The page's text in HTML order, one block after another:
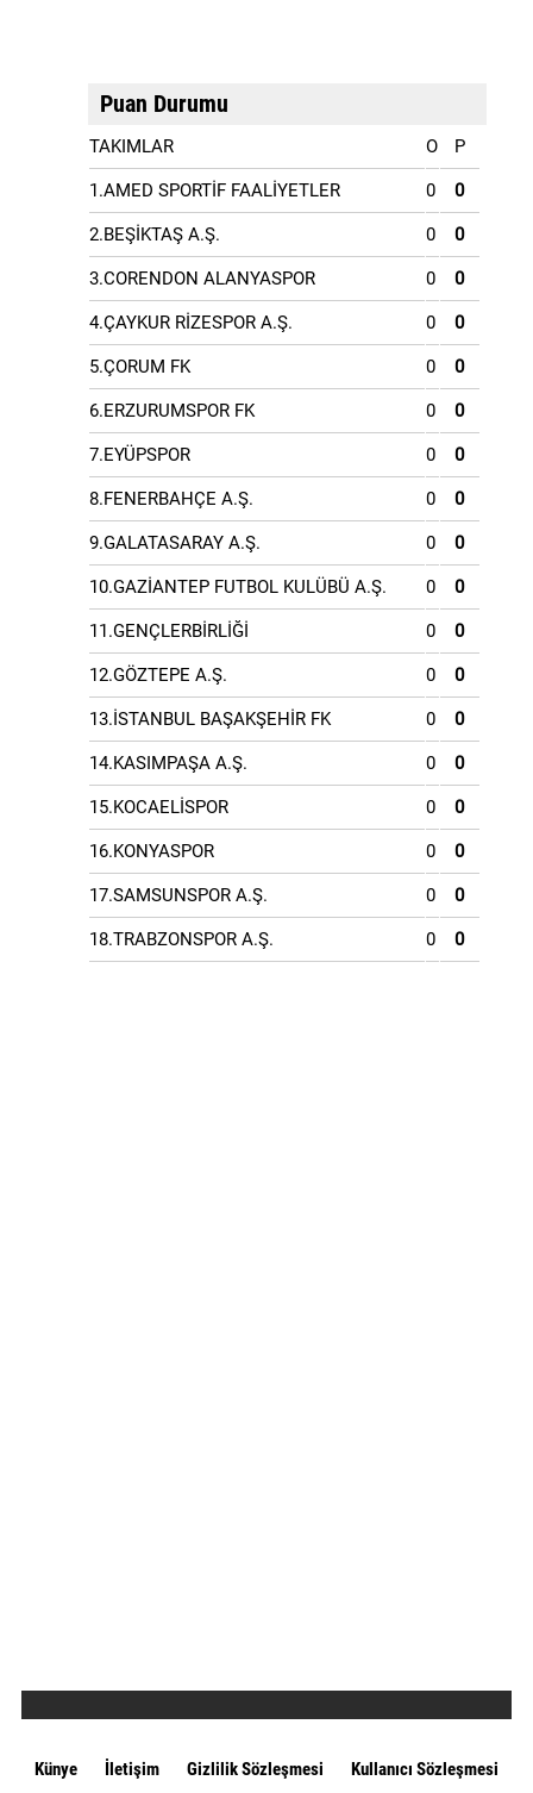
Puan Durumu
TAKIMLAR O P
1.AMED SPORTİF FAALİYETLER 0 0
2.BEŞİKTAŞ A.Ş. 0 0
3.CORENDON ALANYASPOR 0 0
4.ÇAYKUR RİZESPOR A.Ş. 0 0
5.ÇORUM FK 0 0
6.ERZURUMSPOR FK 0 0
7.EYÜPSPOR 0 0
8.FENERBAHÇE A.Ş. 0 0
9.GALATASARAY A.Ş. 0 0
10.GAZİANTEP FUTBOL KULÜBÜ A.Ş. 0 0
11.GENÇLERBİRLİĞİ 0 0
12.GÖZTEPE A.Ş. 0 0
13.İSTANBUL BAŞAKŞEHİR FK 0 0
14.KASIMPAŞA A.Ş. 0 0
15.KOCAELİSPOR 0 0
16.KONYASPOR 0 0
17.SAMSUNSPOR A.Ş. 0 0
18.TRABZONSPOR A.Ş. 0 0
Künye İletişim Gizlilik Sözleşmesi Kullanıcı Sözleşmesi